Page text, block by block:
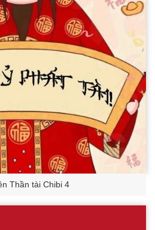
Thần tài Chibi 4